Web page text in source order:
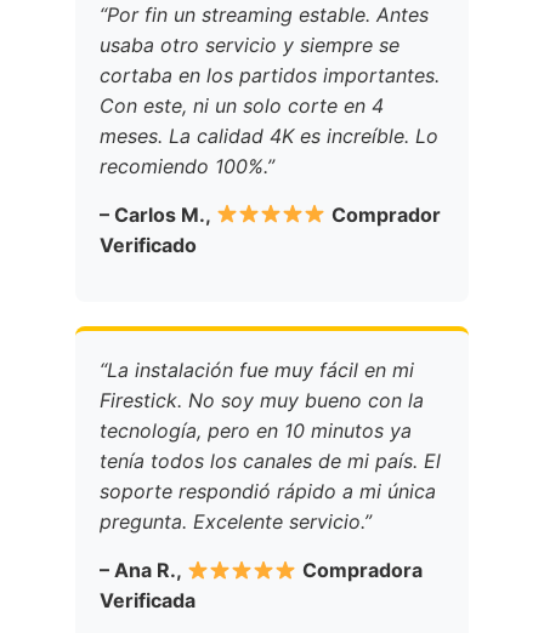
“Por fin un streaming estable. Antes
usaba otro servicio y siempre se
cortaba en los partidos importantes.
Con este, ni un solo corte en 4
meses. La calidad 4K es increíble. Lo
recomiendo 100%.”
– Carlos M.,
Comprador
Verificado
“La instalación fue muy fácil en mi
Firestick. No soy muy bueno con la
tecnología, pero en 10 minutos ya
tenía todos los canales de mi país. El
soporte respondió rápido a mi única
pregunta. Excelente servicio.”
– Ana R.,
Compradora
Verificada